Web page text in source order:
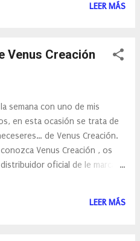
encontrar aquí ...
musculares
especialistas en acciones
LEER MÁS
Venus Creación
semana con uno de mis
en esta ocasión se trata de
de Venus Creación.
Venus Creación , os
oficial de le marca
de lona y toallas de algodón.
LEER MÁS